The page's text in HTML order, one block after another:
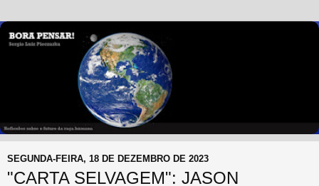
SEGUNDA-FEIRA, 18 DE DEZEMBRO DE 2023
"CARTA SELVAGEM": JASON